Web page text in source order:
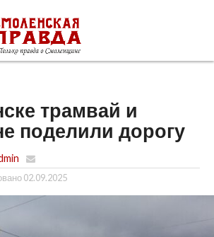
трамвай и
поделили дорогу
02.09.2025